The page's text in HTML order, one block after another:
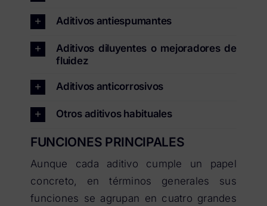
Aditivos antiespumantes
Aditivos diluyentes o mejoradores de
fluidez
Aditivos anticorrosivos
Otros aditivos habituales
FUNCIONES PRINCIPALES
Aunque cada aditivo cumple un papel
concreto, en términos generales sus
funciones se agrupan en cuatro grandes